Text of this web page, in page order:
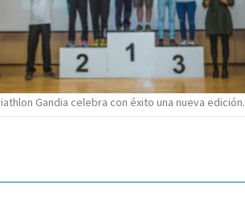
Gandia celebra con éxito una nueva edición.